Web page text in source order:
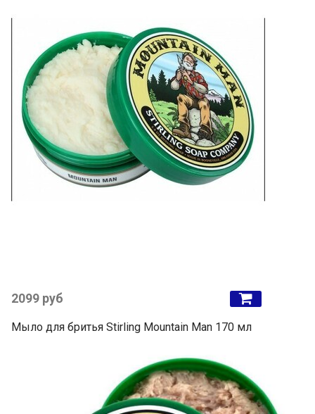
2099 руб
Мыло для бритья Stirling Mountain Man 170 мл